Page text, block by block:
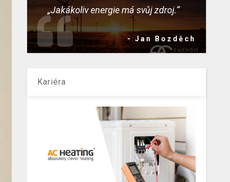
„Jakákoliv energie má svůj zdroj.“
- Jan Bozděch
Kariéra